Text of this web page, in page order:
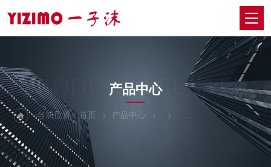
PRODUCTS CENTER
产品中心
当前位置：首页 产品中心 日本SIGMAKOKI西格玛